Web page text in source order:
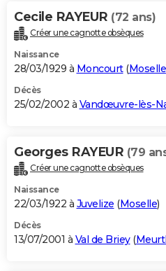
Cecile RAYEUR (72 ans)
Créer une cagnotte obsèques
Naissance
28/03/1929 à Moncourt(Moselle
Décès
25/02/2002 à Vandœuvre-lès-
Georges RAYEUR (79
Créer une cagnotte obsèques
Naissance
22/03/1922 à Juvelize (Moselle)
Décès
13/07/2001 à Val de Briey(